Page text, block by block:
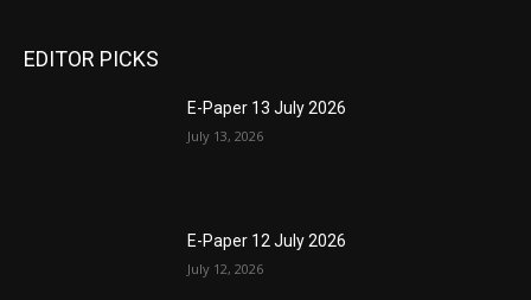
EDITOR PICKS
E-Paper 13 July 2026
July 13, 2026
E-Paper 12 July 2026
July 12, 2026